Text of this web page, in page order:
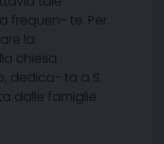
frequen- te. Per
la
chiesa
dedica- ta a S.
dalle famiglie